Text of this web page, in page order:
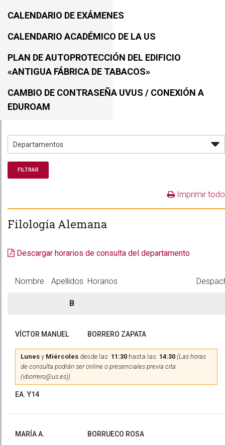
CALENDARIO DE EXÁMENES
CALENDARIO ACADÉMICO DE LA US
PLAN DE AUTOPROTECCIÓN DEL EDIFICIO
«ANTIGUA FÁBRICA DE TABACOS»
CAMBIO DE CONTRASEÑA UVUS / CONEXIÓN A
EDUROAM
Imprimir todo
Filología Alemana
Descargar horarios de consulta del departamento
Nombre Apellidos Horarios
B
VÍCTOR MANUEL BORRERO ZAPATA
Lunes y Miércoles desde las: 11:30 hasta las: 14:30 (Las horas
de consulta podrán ser online o presenciales previa cita
(vborrero@us.es))
EA. Y14
MARÍA A. BORRUECO ROSA